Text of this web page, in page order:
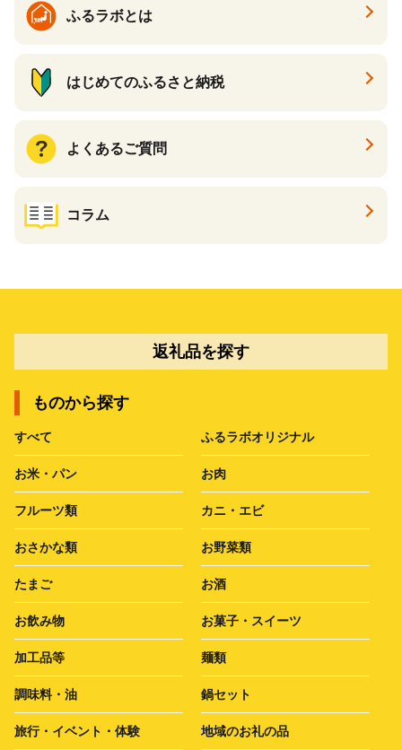
ふるラボとは
はじめてのふるさと納税
よくあるご質問
コラム
返礼品を探す
ものから探す
すべて ふるラボオリジナル
お米・パン お肉
フルーツ類 カニ・エビ
おさかな類 お野菜類
たまご お酒
お飲み物 お菓子・スイーツ
加工品等 麺類
調味料・油 鍋セット
旅行・イベント・体験 地域のお礼の品